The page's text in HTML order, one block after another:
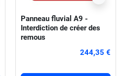
Panneau fluvial A9 -
Interdiction de créer des
remous
244,35 €